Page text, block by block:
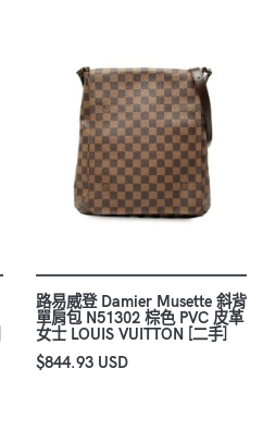
路易威登 Damier Musette 斜背
單肩包 N51302 棕色 PVC 皮革
女士 LOUIS VUITTON [二手]
$844.93 USD